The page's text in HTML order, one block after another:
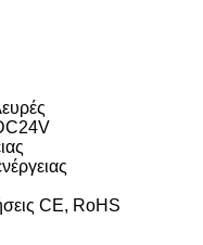
CE, RoHS